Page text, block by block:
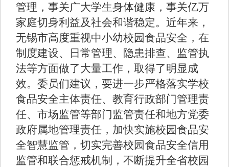
管理，事关广大学生身体健康，事关亿万
家庭切身利益及社会和谐稳定。近年来，
无锡市高度重视中小幼校园食品安全，在
制度建设、日常管理、隐患排查、监管执
法等方面做了大量工作，取得了明显成
效。委员们建议，要进一步严格落实学校
食品安全主体责任、教育行政部门管理责
任、市场监管等部门监管责任和地方党委
政府属地管理责任，加快实施校园食品安
全智慧监管，切实完善校园食品安全信用
监管和联合惩戒机制，不断提升全省校园